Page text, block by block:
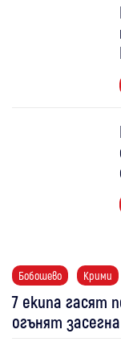
Бобошево Крими
7 екипа гасят
огънят